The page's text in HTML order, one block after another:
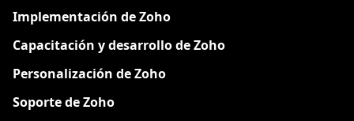
Implementación de Zoho
Capacitación y desarrollo de Zoho
Personalización de Zoho
Soporte de Zoho